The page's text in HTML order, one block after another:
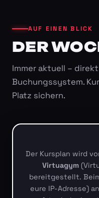
AUF EINEN BLICK
DER
Immer aktuell –
Buchungssystem.
Platz sichern.
Der Kursplan wird
Virtuagym
bereitgestellt.
eure IP-Adresse)